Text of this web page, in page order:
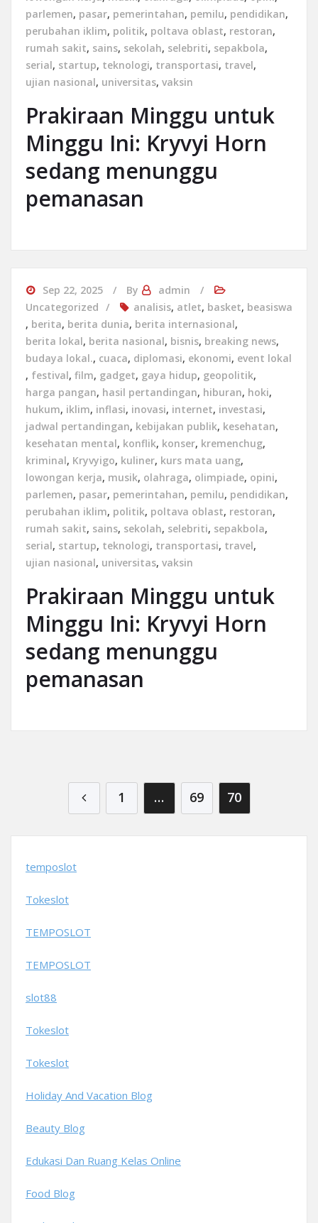
parlemen, pasar, pemerintahan, pemilu, pendidikan,
perubahan iklim, politik, poltava oblast, restoran,
rumah sakit, sains, sekolah, selebriti, sepakbola,
serial, startup, teknologi, transportasi, travel,
ujian nasional, universitas, vaksin
Prakiraan Minggu untuk
Minggu Ini: Kryvyi Horn
sedang menunggu
pemanasan
Sep 22, 2025 By
admin
Uncategorized
analisis, atlet, basket, beasiswa
, berita, berita dunia, berita internasional,
berita lokal, berita nasional, bisnis, breaking news,
budaya lokal., cuaca, diplomasi, ekonomi, event lokal
, festival, film, gadget, gaya hidup, geopolitik,
harga pangan, hasil pertandingan, hiburan, hoki,
hukum, iklim, inflasi, inovasi, internet, investasi,
jadwal pertandingan, kebijakan publik, kesehatan,
kesehatan mental, konflik, konser, kremenchug,
kriminal, Kryvyigo, kuliner, kurs mata uang,
lowongan kerja, musik, olahraga, olimpiade, opini,
parlemen, pasar, pemerintahan, pemilu, pendidikan,
perubahan iklim, politik, poltava oblast, restoran,
rumah sakit, sains, sekolah, selebriti, sepakbola,
serial, startup, teknologi, transportasi, travel,
ujian nasional, universitas, vaksin
Prakiraan Minggu untuk
Minggu Ini: Kryvyi Horn
sedang menunggu
pemanasan
Posts pagination
1 … 69 70
temposlot
Tokeslot
TEMPOSLOT
TEMPOSLOT
slot88
Tokeslot
Tokeslot
Holiday And Vacation Blog
Beauty Blog
Edukasi Dan Ruang Kelas Online
Food Blog